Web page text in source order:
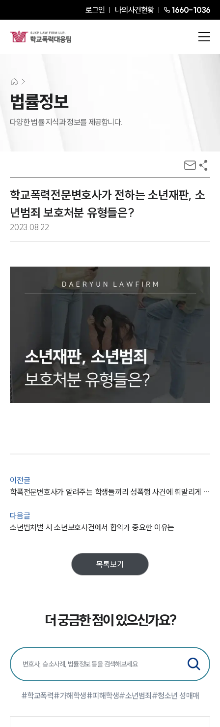
로그인 나의사건현황 1660-1036
팀소개
대륜의 강점
법률정보
다양한 법률 지식과 정보를 제공합니다.
학교폭력전문변호사가 전하는 소년재판, 소
년범죄 보호처분 유형들은?
2023.08.22
이전글
학폭전문변호사가 알려주는 학생들끼리 성폭행 사건에 휘말리게 된다면?
다음글
소년법처벌 시 소년보호사건에서 합의가 중요한 이유는
목록보기
더 궁금한 점이 있으신가요?
#학교폭력#가해학생#피해학생#소년범죄 #청소년 성매매